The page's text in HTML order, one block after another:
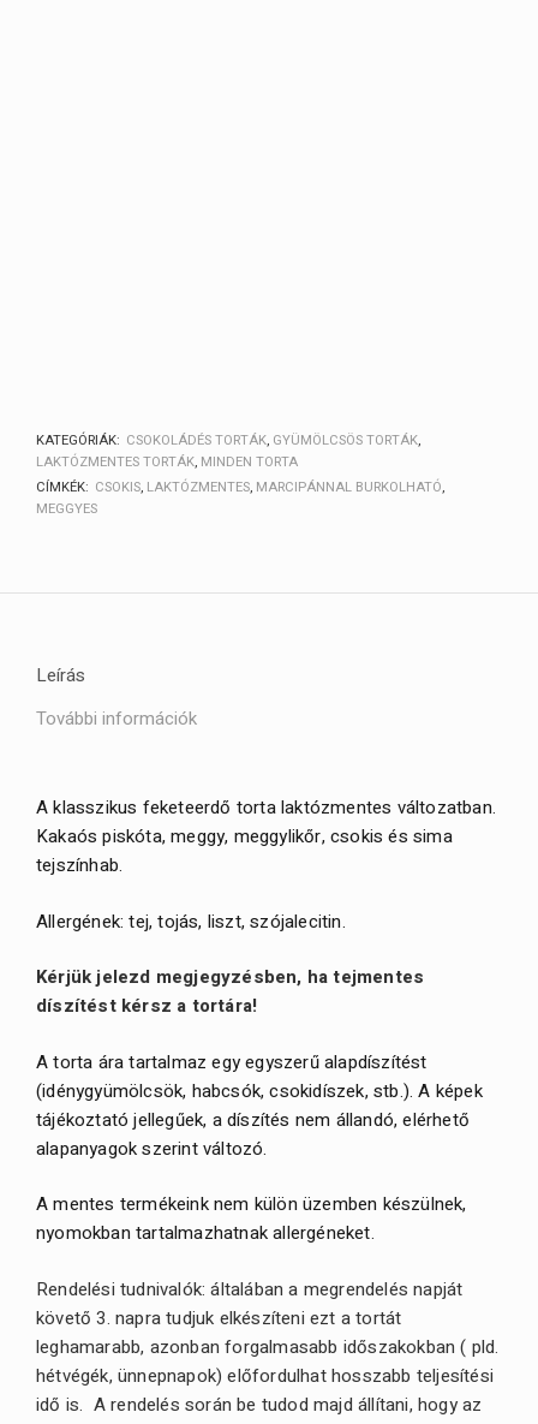
KATEGÓRIÁK: CSOKOLÁDÉS TORTÁK, GYÜMÖLCSÖS TORTÁK,
LAKTÓZMENTES TORTÁK, MINDEN TORTA
CÍMKÉK: CSOKIS, LAKTÓZMENTES, MARCIPÁNNAL BURKOLHATÓ,
MEGGYES
Leírás
További információk
A klasszikus feketeerdő torta laktózmentes változatban.
Kakaós piskóta, meggy, meggylikőr, csokis és sima
tejszínhab.
Allergének: tej, tojás, liszt, szójalecitin.
Kérjük jelezd megjegyzésben, ha tejmentes
díszítést kérsz a tortára!
A torta ára tartalmaz egy egyszerű alapdíszítést
(idénygyümölcsök, habcsók, csokidíszek, stb.). A képek
tájékoztató jellegűek, a díszítés nem állandó, elérhető
alapanyagok szerint változó.
A mentes termékeink nem külön üzemben készülnek,
nyomokban tartalmazhatnak allergéneket.
Rendelési tudnivalók: általában a megrendelés napját
követő 3. napra tudjuk elkészíteni ezt a tortát
leghamarabb, azonban forgalmasabb időszakokban ( pld.
hétvégék, ünnepnapok) előfordulhat hosszabb teljesítési
idő is. A rendelés során be tudod majd állítani, hogy az